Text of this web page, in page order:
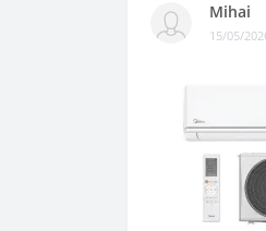
Mihai
15/05/